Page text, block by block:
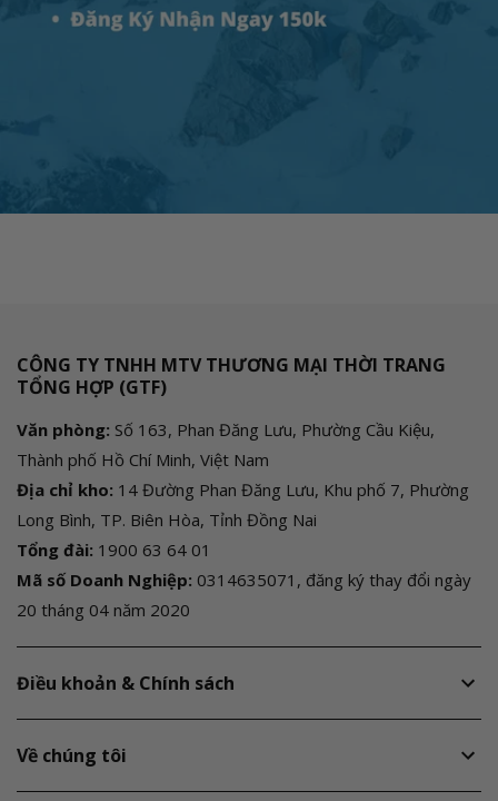
CÔNG TY TNHH MTV THƯƠNG MẠI THỜI TRANG
TỔNG HỢP (GTF)
Văn phòng: Số 163, Phan Đăng Lưu, Phường Cầu Kiệu,
Thành phố Hồ Chí Minh, Việt Nam
Địa chỉ kho: 14 Đường Phan Đăng Lưu, Khu phố 7, Phường
Long Bình, TP. Biên Hòa, Tỉnh Đồng Nai
Tổng đài: 1900 63 64 01
Mã số Doanh Nghiệp: 0314635071, đăng ký thay đổi ngày
20 tháng 04 năm 2020
Điều khoản & Chính sách
Về chúng tôi